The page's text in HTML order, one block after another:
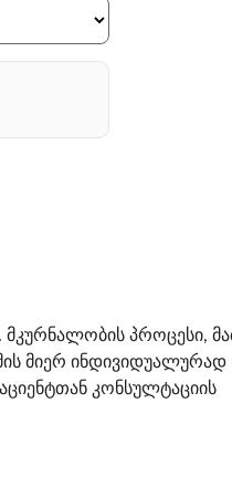
მკურნალობის პროცესი,
მიერ ინდივიდუალურად
კონსულტაციის